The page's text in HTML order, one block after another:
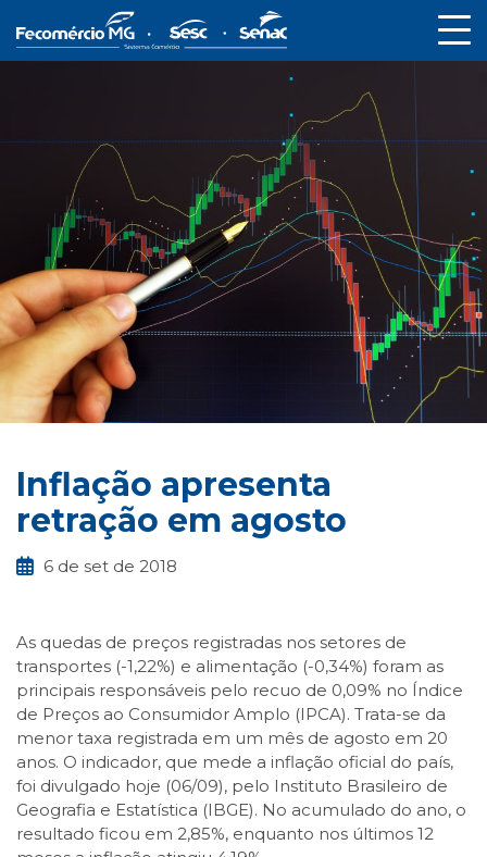
Inflação apresenta
retração em agosto
6 de set de 2018
As quedas de preços registradas nos setores de
transportes (-1,22%) e alimentação (-0,34%) foram as
principais responsáveis pelo recuo de 0,09% no Índice
de Preços ao Consumidor Amplo (IPCA). Trata-se da
menor taxa registrada em um mês de agosto em 20
anos. O indicador, que mede a inflação oficial do país,
foi divulgado hoje (06/09), pelo Instituto Brasileiro de
Geografia e Estatística (IBGE). No acumulado do ano, o
resultado ficou em 2,85%, enquanto nos últimos 12